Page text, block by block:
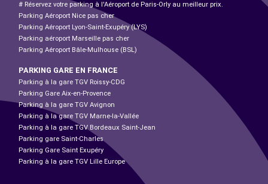
# Réservez votre parking à l'Aéroport de Paris-Orly au meilleur prix.
Parking Aéroport Nice pas cher
Parking Aéroport Lyon-Saint-Exupéry (LYS)
Parking aéroport Marseille pas cher
Parking Aéroport Bâle-Mulhouse (BSL)
PARKING GARE EN FRANCE
Parking à la gare TGV Roissy-CDG
Parking Gare Aix-en-Provence
Parking à la gare TGV Avignon
Parking à la gare TGV Marne-la-Vallée
Parking à la gare TGV Bordeaux Saint-Jean
Parking gare Saint-Charles
Parking Gare Saint Exupéry
Parking à la gare TGV Lille Europe